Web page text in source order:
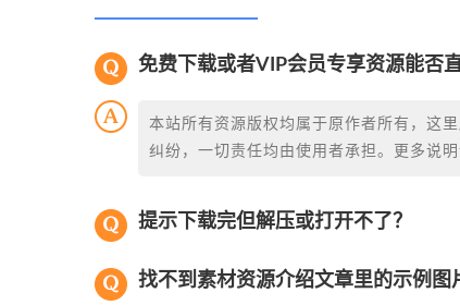
免费下载或者VIP会员专享资源能否
本站所有资源版权均属于原作者所有，这
纠纷，一切责任均由使用者承担。更多说明
提示下载完但解压或打开不了？
找不到素材资源介绍文章里的示例图